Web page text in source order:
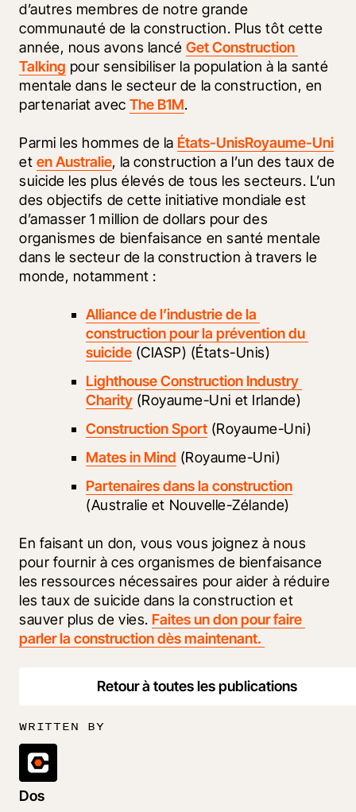
d’autres membres de notre grande
communauté de la construction. Plus tôt cette
année, nous avons lancé Get Construction
Talking pour sensibiliser la population à la santé
mentale dans le secteur de la construction, en
partenariat avec The B1M.
Parmi les hommes de la États-UnisRoyaume-Uni
et en Australie, la construction a l’un des taux de
suicide les plus élevés de tous les secteurs. L’un
des objectifs de cette initiative mondiale est
d’amasser 1 million de dollars pour des
organismes de bienfaisance en santé mentale
dans le secteur de la construction à travers le
monde, notamment :
Alliance de l’industrie de la
construction pour la prévention du
suicide (CIASP) (États-Unis)
Lighthouse Construction Industry
Charity (Royaume-Uni et Irlande)
Construction Sport (Royaume-Uni)
Mates in Mind (Royaume-Uni)
Partenaires dans la construction
(Australie et Nouvelle-Zélande)
En faisant un don, vous vous joignez à nous
pour fournir à ces organismes de bienfaisance
les ressources nécessaires pour aider à réduire
les taux de suicide dans la construction et
sauver plus de vies. Faites un don pour faire
parler la construction dès maintenant.
Retour à toutes les publications
WRITTEN BY
Dos